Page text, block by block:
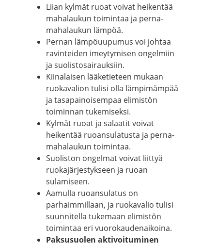
Liian kylmät ruoat voivat heikentää
mahalaukun toimintaa ja perna-
mahalaukun lämpöä.
Pernan lämpöuupumus voi johtaa
ravinteiden imeytymisen ongelmiin
ja suolistosairauksiin.
Kiinalaisen lääketieteen mukaan
ruokavalion tulisi olla lämpimämpää
ja tasapainoisempaa elimistön
toiminnan tukemiseksi.
Kylmät ruoat ja salaatit voivat
heikentää ruoansulatusta ja perna-
mahalaukun toimintaa.
Suoliston ongelmat voivat liittyä
ruokajärjestykseen ja ruoan
sulamiseen.
Aamulla ruoansulatus on
parhaimmillaan, ja ruokavalio tulisi
suunnitella tukemaan elimistön
toimintaa eri vuorokaudenaikoina.
Paksusuolen aktivoituminen